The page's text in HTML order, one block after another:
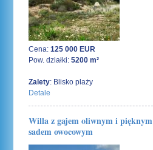
Cena: 125 000 EUR
Pow. działki: 5200 m²
Zalety: Blisko plaży
Detale
Willa z gajem oliwnym i pięknym
sadem owocowym